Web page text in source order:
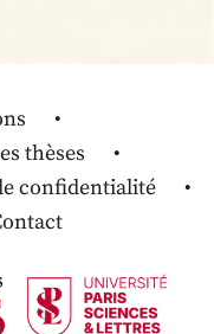
thèses
confidentialité